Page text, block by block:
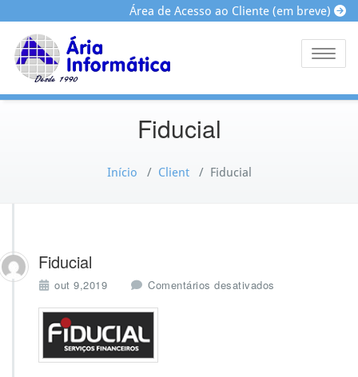
Área de Acesso ao Cliente (em breve)
Fiducial
Início / Client/ Fiducial
Fiducial
out 9,2019 Comentários desativados